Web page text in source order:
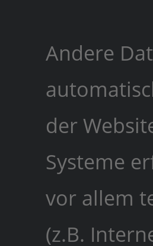
Andere
der
Systeme
vor allem
(z.B.